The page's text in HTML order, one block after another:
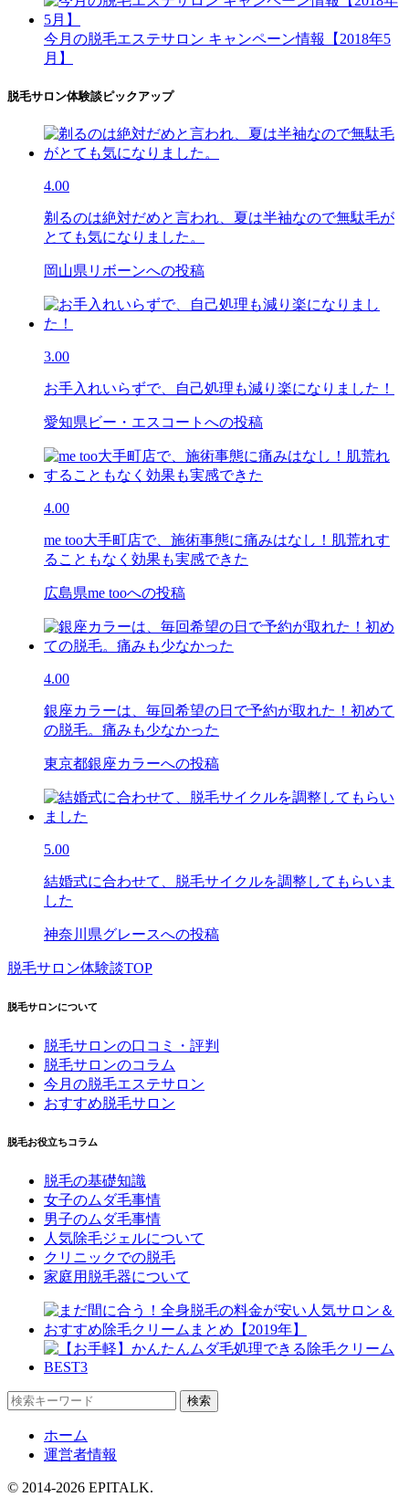
今月の脱毛エステサロン キャンペーン情報【2018年5
月】
脱毛サロン体験談ピックアップ
4.00
剃るのは絶対だめと言われ、夏は半袖なので無駄毛が
とても気になりました。
岡山県リボーンへの投稿
3.00
お手入れいらずで、自己処理も減り楽になりました！
愛知県ビー・エスコートへの投稿
4.00
me too大手町店で、施術事態に痛みはなし！肌荒れす
ることもなく効果も実感できた
広島県me tooへの投稿
4.00
銀座カラーは、毎回希望の日で予約が取れた！初めて
の脱毛。痛みも少なかった
東京都銀座カラーへの投稿
5.00
結婚式に合わせて、脱毛サイクルを調整してもらいま
した
神奈川県グレースへの投稿
脱毛サロン体験談TOP
脱毛サロンについて
脱毛サロンの口コミ・評判
脱毛サロンのコラム
今月の脱毛エステサロン
おすすめ脱毛サロン
脱毛お役立ちコラム
脱毛の基礎知識
女子のムダ毛事情
男子のムダ毛事情
人気除毛ジェルについて
クリニックでの脱毛
家庭用脱毛器について
ホーム
運営者情報
© 2014-2026 EPITALK.